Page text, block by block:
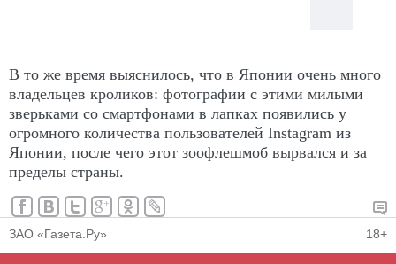
В то же время выяснилось, что в Японии очень много
владельцев кроликов: фотографии с этими милыми
зверьками со смартфонами в лапках появились у
огромного количества пользователей Instagram из
Японии, после чего этот зоофлешмоб вырвался и за
пределы страны.
ЗАО «Газета.Ру» 18+